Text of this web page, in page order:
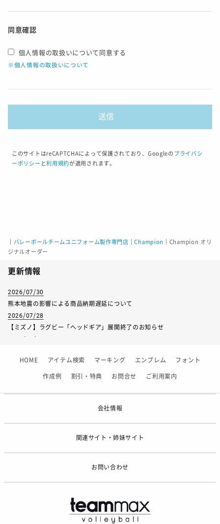
同意確認
個人情報の取扱いについて同意する
※個人情報の取扱いについて
このサイトはreCAPTCHAによって保護されており、Googleの プライバシ
ーポリシー と利用規約が適用されます。
バレーボールチームユニフォーム製作専門店 ｜Champion
Champion オリ
ジナルオーダー
更新情報
2026/07/30
熊本地震の影響による商品納期遅延について
2026/07/28
【ミズノ】ラグビー「ヘッドギア」展開終了のお知らせ
2026/07/01
2026/06/09
【アシックス】一部商品「生地の在庫限り」廃盤のお知らせ
HOME アイテム検索 マーキング エンブレム フォント
作成例 割引・特典 お問合せ ご利用案内
会社情報
関連サイト・姉妹サイト
お問い合わせ